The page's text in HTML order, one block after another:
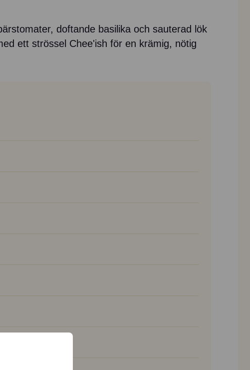
doftande basilika och sauterad lök
ett strössel Chee'ish för en krämig, nötig